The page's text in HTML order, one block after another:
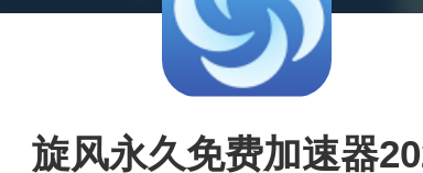
旋风永久免费加速器